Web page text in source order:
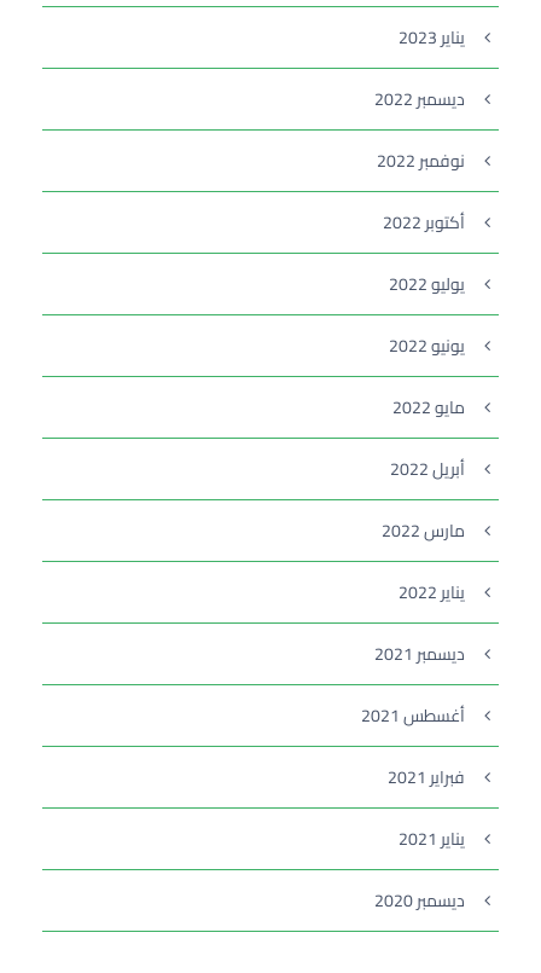
يناير 2023
ديسمبر 2022
نوفمبر 2022
أكتوبر 2022
يوليو 2022
يونيو 2022
مايو 2022
أبريل 2022
مارس 2022
يناير 2022
ديسمبر 2021
أغسطس 2021
فبراير 2021
يناير 2021
ديسمبر 2020